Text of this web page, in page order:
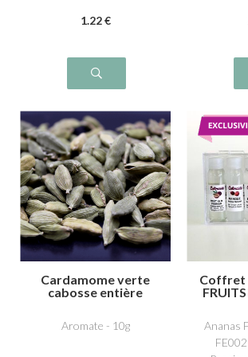
1.22 €
Cardamome verte
cabosse entière
Aromate - 10g
Coffret
Ananas